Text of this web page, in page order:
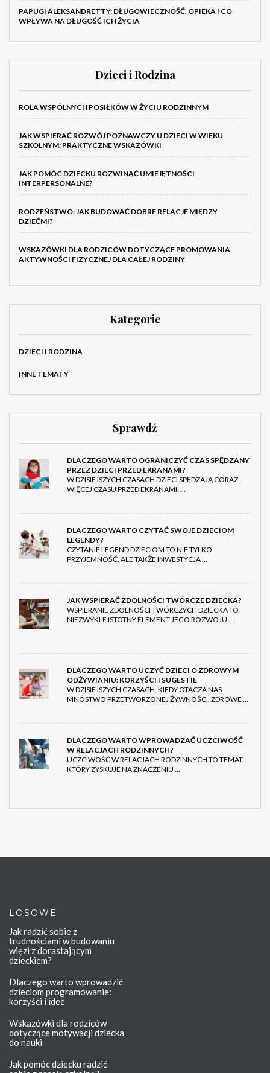
PAPUGI ALEKSANDRETTY: DŁUGOWIECZNOŚĆ, OPIEKA I CO
WPŁYWA NA DŁUGOŚĆ ICH ŻYCIA
Dzieci i Rodzina
ROLA WSPÓLNYCH POSIŁKÓW W ŻYCIU RODZINNYM
JAK WSPIERAĆ ROZWÓJ POZNAWCZY U DZIECI W WIEKU
SZKOLNYM: PRAKTYCZNE WSKAZÓWKI
JAK POMÓC DZIECKU ROZWINĄĆ UMIEJĘTNOŚCI
INTERPERSONALNE?
RODZEŃSTWO: JAK BUDOWAĆ DOBRE RELACJE MIĘDZY
DZIEĆMI?
WSKAZÓWKI DLA RODZICÓW DOTYCZĄCE PROMOWANIA
AKTYWNOŚCI FIZYCZNEJ DLA CAŁEJ RODZINY
Kategorie
DZIECI I RODZINA
INNE TEMATY
Sprawdź
DLACZEGO WARTO OGRANICZYĆ CZAS SPĘDZANY
PRZEZ DZIECI PRZED EKRANAMI?
W DZISIEJSZYCH CZASACH DZIECI SPĘDZAJĄ CORAZ
WIĘCEJ CZASU PRZED EKRANAMI, …
DLACZEGO WARTO CZYTAĆ SWOJE DZIECIOM
LEGENDY?
CZYTANIE LEGEND DZIECIOM TO NIE TYLKO
PRZYJEMNOŚĆ, ALE TAKŻE INWESTYCJA …
JAK WSPIERAĆ ZDOLNOŚCI TWÓRCZE DZIECKA?
WSPIERANIE ZDOLNOŚCI TWÓRCZYCH DZIECKA TO
NIEZWYKLE ISTOTNY ELEMENT JEGO ROZWOJU, …
DLACZEGO WARTO UCZYĆ DZIECI O ZDROWYM
ODŻYWIANIU: KORZYŚCI I SUGESTIE
W DZISIEJSZYCH CZASACH, KIEDY OTACZA NAS
MNÓSTWO PRZETWORZONEJ ŻYWNOŚCI, ZDROWE …
DLACZEGO WARTO WPROWADZAĆ UCZCIWOŚĆ
W RELACJACH RODZINNYCH?
UCZCIWOŚĆ W RELACJACH RODZINNYCH TO TEMAT,
KTÓRY ZYSKUJE NA ZNACZENIU …
LOSOWE
Jak radzić sobie z
trudnościami w budowaniu
więzi z dorastającym
dzieckiem?
Dlaczego warto wprowadzić
dzieciom programowanie:
korzyści i idee
Wskazówki dla rodziców
dotyczące motywacji dziecka
do nauki
Jak pomóc dziecku radzić